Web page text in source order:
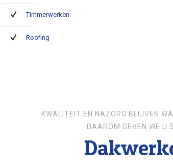
Timmerwerken
Roofing
KWALITEIT EN NAZORG BLIJVEN
DAAROM GEVEN WE U